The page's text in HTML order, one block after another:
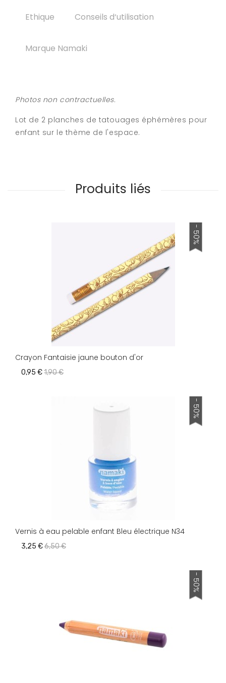
Ethique Conseils d‘utilisation
Marque Namaki
Photos non contractuelles.
Lot de 2 planches de tatouages éphémères pour
enfant sur le thème de l'espace.
Produits liés
- 50%
Crayon Fantaisie jaune bouton d'or
0,95 €1,90 €
- 50%
Vernis à eau pelable enfant Bleu électrique N34
3,25 €6,50 €
- 50%